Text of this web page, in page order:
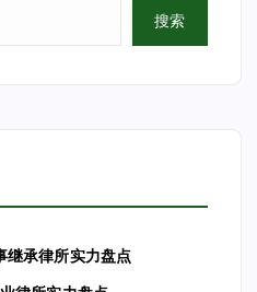
搜索
继承律所实力盘点